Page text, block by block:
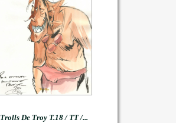
Trolls De Troy T.18 / TT /...